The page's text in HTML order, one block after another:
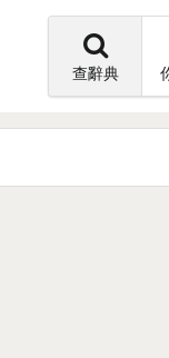
查辭典